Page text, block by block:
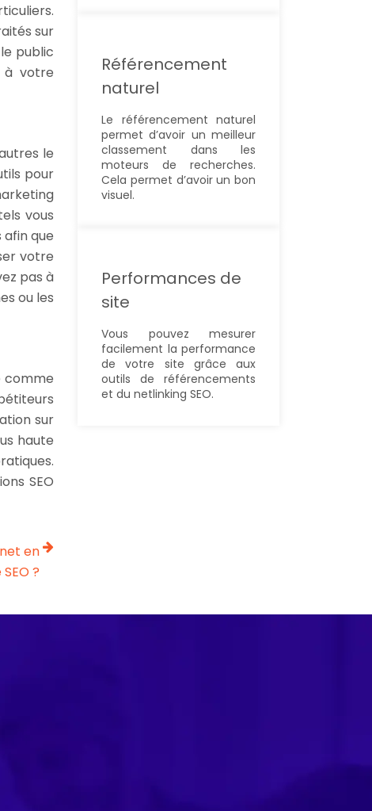
sur
public
à votre
le
pour
vous
que
votre
pas à
ou les
comme
sur
haute
SEO
en
?
Référencement
naturel
Le référencement naturel
permet d’avoir un meilleur
classement dans les
moteurs de recherches.
Cela permet d’avoir un bon
visuel.
Performances de
site
Vous pouvez mesurer
facilement la performance
de votre site grâce aux
outils de référencements
et du netlinking SEO.